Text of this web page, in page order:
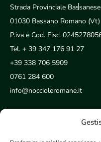
Strada Provinciale
01030 Bassano Romano (Vt)
P.iva e Cod. Fisc.
Tel. + 39 347 176 91 27
+39 338 706 5909
0761 284 600
info@noccioleromane.it